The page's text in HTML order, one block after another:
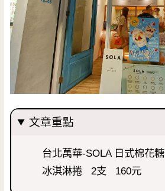
文章重點
台北萬華-SOLA 日式棉花糖
冰淇淋捲 2支 160元